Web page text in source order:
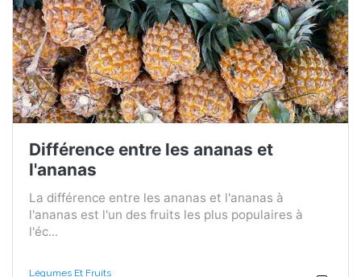
Différence entre les ananas et
l'ananas
La différence entre les ananas et l'ananas à
l'ananas est l'un des fruits les plus populaires à
l'éc...
Légumes Et Fruits